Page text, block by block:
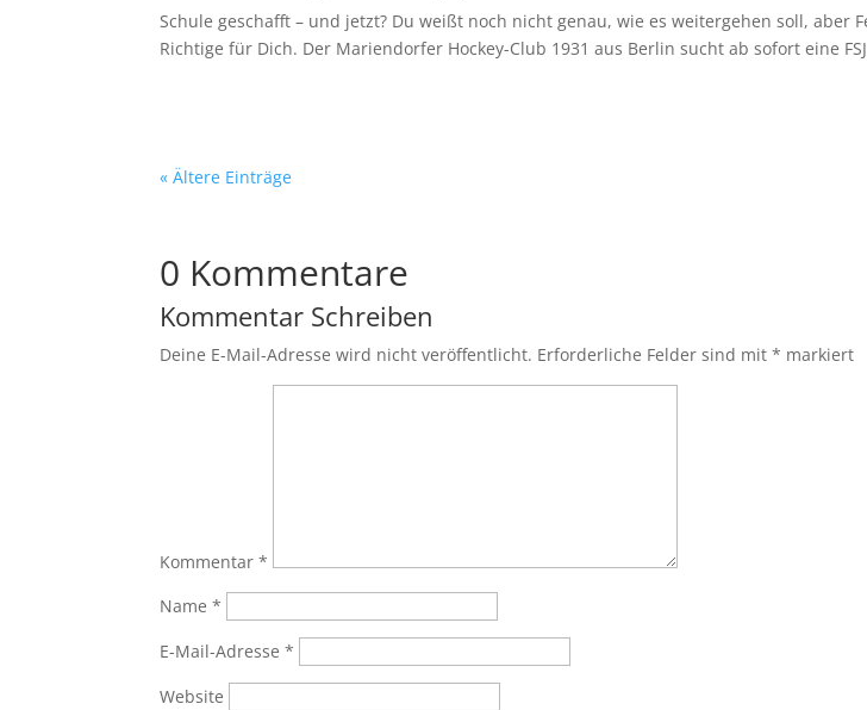
Schule geschafft – und jetzt? Du weißt noch nicht genau, wie es weitergehen soll, aber
Richtige für Dich. Der Mariendorfer Hockey-Club 1931 aus Berlin sucht ab sofort eine
« Ältere Einträge
0 Kommentare
Kommentar Schreiben
Deine E-Mail-Adresse wird nicht veröffentlicht. Erforderliche Felder sind mit* markiert
Kommentar*
Name*
E-Mail-Adresse*
Website